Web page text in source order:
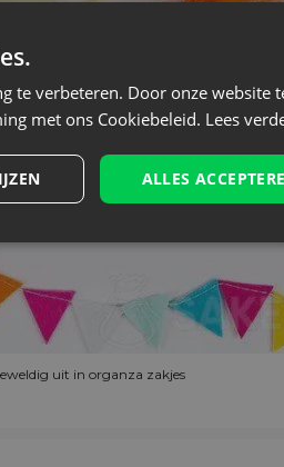
uit in organza zakjes
te verbeteren. Door onze website
met ons Cookiebeleid. Lees
ALLES